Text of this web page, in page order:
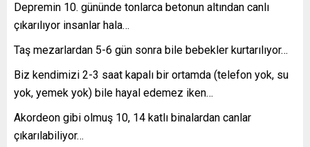
Depremin 10. gününde tonlarca betonun altından canlı
çıkarılıyor insanlar hala…
Taş mezarlardan 5-6 gün sonra bile bebekler kurtarılıyor…
Biz kendimizi 2-3 saat kapalı bir ortamda (telefon yok, su
yok, yemek yok) bile hayal edemez iken…
Akordeon gibi olmuş 10, 14 katlı binalardan canlar
çıkarılabiliyor…